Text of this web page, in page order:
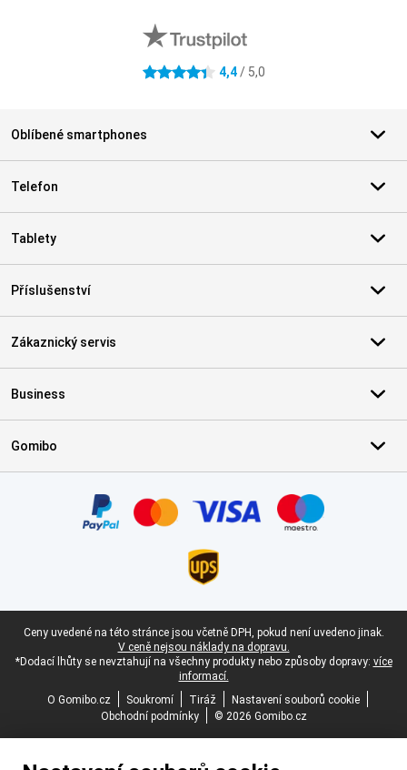
4.4 hvězdičky4,4/ 5,0
Oblíbené smartphones
Telefon
Tablety
Příslušenství
Zákaznický servis
Business
Gomibo
Právní zápatí
Ceny uvedené na této stránce jsou včetně DPH, pokud není uvedeno jinak.
V ceně nejsou náklady na dopravu.
*Dodací lhůty se nevztahují na všechny produkty nebo způsoby dopravy: více
informací.
O Gomibo.cz
Soukromí Tiráž
Nastavení souborů cookie
Obchodní podmínky
© 2026 Gomibo.cz